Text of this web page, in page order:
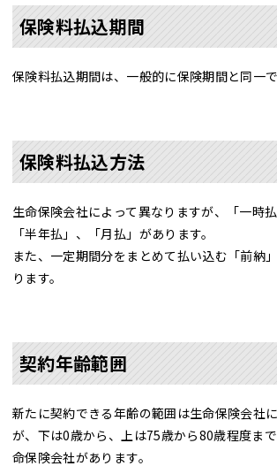
保険料払込期間
保険料払込期間は、一般的に保険期間と同一で
保険料払込方法
生命保険会社によって異なりますが、「一時払
「半年払」、「月払」があります。
また、一定期間分をまとめて払い込む「前納
ります。
契約年齢範囲
新たに契約できる年齢の範囲は生命保険会社
が、下は0歳から、上は75歳から80歳程度ま
命保険会社があります。